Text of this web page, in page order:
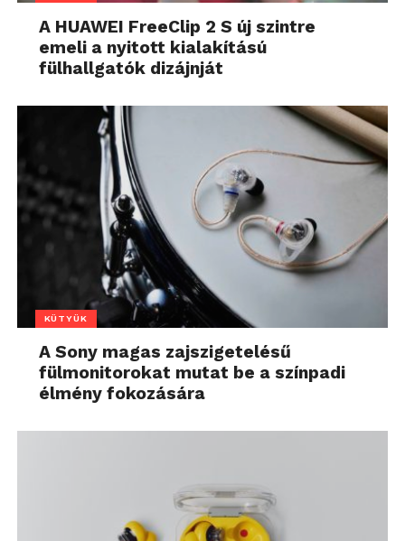
A HUAWEI FreeClip 2 S új szintre
emeli a nyitott kialakítású
fülhallgatók dizájnját
KÜTYÜK
A Sony magas zajszigetelésű
fülmonitorokat mutat be a színpadi
élmény fokozására